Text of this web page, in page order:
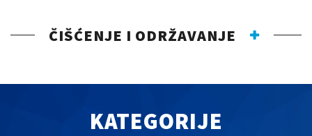
ČIŠĆENJE I ODRŽAVANJE
KATEGORIJE